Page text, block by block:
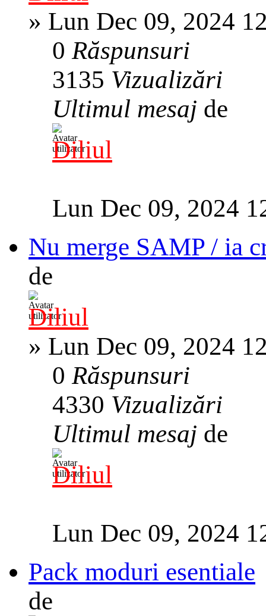
» Lun Dec 09, 2024
0Răspunsuri
3135 Vizualizări
Ultimul mesaj de
Diliul
Lun Dec 09, 2024
Nu merge SAMP / ia
de
Diliul
» Lun Dec 09, 2024
0Răspunsuri
4330 Vizualizări
Ultimul mesaj de
Diliul
Lun Dec 09, 2024
Pack moduri esentiale
de